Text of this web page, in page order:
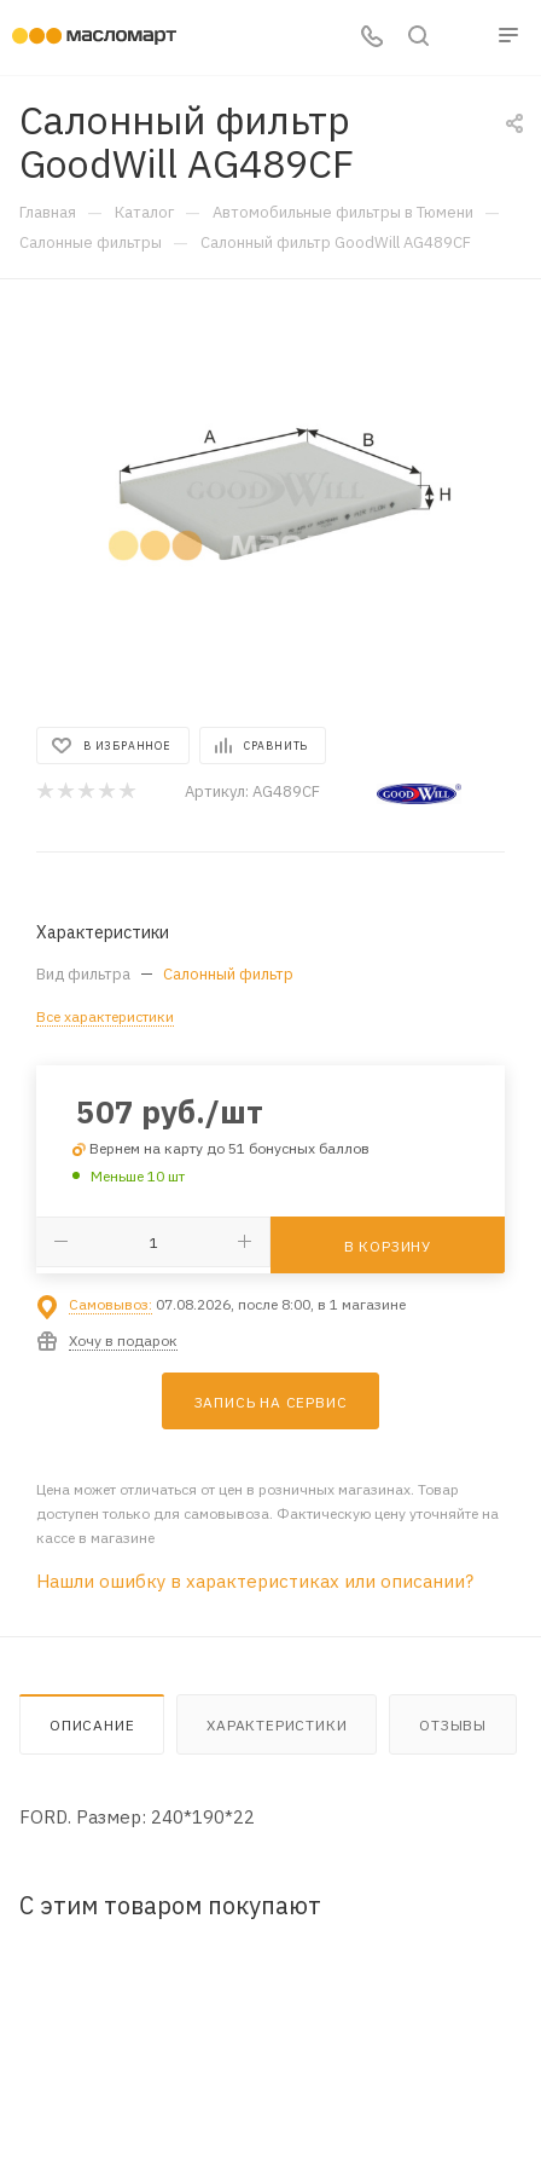
Салонный фильтр
GoodWill AG489CF
Главная — Каталог — Автомобильные фильтры в Тюмени —
Салонные фильтры — Салонный фильтр GoodWill AG489CF
В ИЗБРАННОЕ СРАВНИТЬ
Артикул: AG489CF
Характеристики
Вид фильтра — Салонный фильтр
Все характеристики
507 руб./шт
Вернем на карту до 51 бонусных баллов
Меньше 10 шт
В КОРЗИНУ
Самовывоз: 07.08.2026, после 8:00, в 1 магазине
Хочу в подарок
ЗАПИСЬ НА СЕРВИС
Цена может отличаться от цен в розничных магазинах. Товар
доступен только для самовывоза. Фактическую цену уточняйте на
кассе в магазине
Нашли ошибку в характеристиках или описании?
ОПИСАНИЕ ХАРАКТЕРИСТИКИ ОТЗЫВЫ
FORD. Размер: 240*190*22
С этим товаром покупают